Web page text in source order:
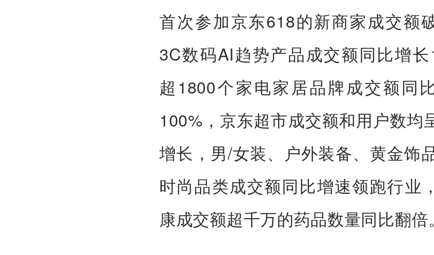
首次参加京东618的新商家成交额
3C数码AI趋势产品成交额同比增
超1800个家电家居品牌成交额同
100%，京东超市成交额和用户数均
增长，男/女装、户外装备、黄金饰
时尚品类成交额同比增速领跑行业
康成交额超千万的药品数量同比翻倍